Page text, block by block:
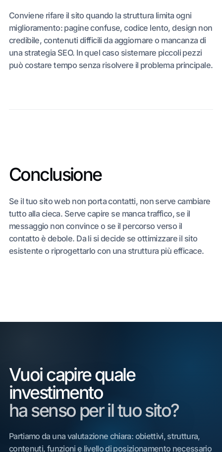
Conviene rifare il sito quando la struttura limita ogni
miglioramento: pagine confuse, codice lento, design non
credibile, contenuti difficili da aggiornare o mancanza di
una strategia SEO. In quel caso sistemare piccoli pezzi
può costare tempo senza risolvere il problema principale.
Conclusione
Se il tuo sito web non porta contatti, non serve cambiare
tutto alla cieca. Serve capire se manca traffico, se il
messaggio non convince o se il percorso verso il
contatto è debole. Da li si decide se ottimizzare il sito
esistente o riprogettarlo con una struttura più efficace.
Vuoi capire quale
investimento
ha senso per il tuo sito?
Partiamo da una valutazione chiara: obiettivi, struttura,
contenuti, funzioni e livello di posizionamento necessario